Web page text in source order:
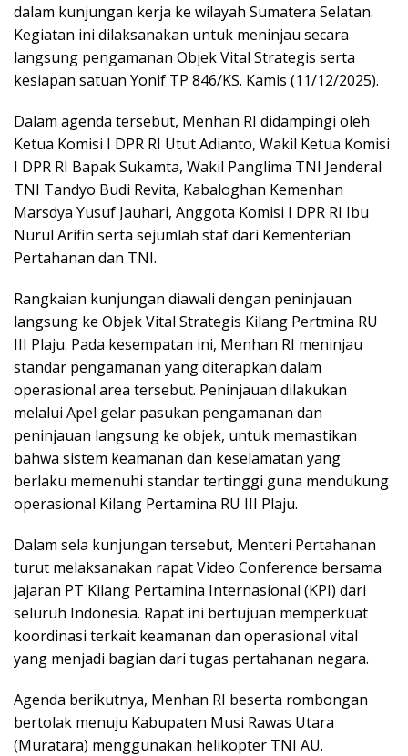
dalam kunjungan kerja ke wilayah Sumatera Selatan.
Kegiatan ini dilaksanakan untuk meninjau secara
langsung pengamanan Objek Vital Strategis serta
kesiapan satuan Yonif TP 846/KS. Kamis (11/12/2025).
Dalam agenda tersebut, Menhan RI didampingi oleh
Ketua Komisi I DPR RI Utut Adianto, Wakil Ketua Komisi
I DPR RI Bapak Sukamta, Wakil Panglima TNI Jenderal
TNI Tandyo Budi Revita, Kabaloghan Kemenhan
Marsdya Yusuf Jauhari, Anggota Komisi I DPR RI Ibu
Nurul Arifin serta sejumlah staf dari Kementerian
Pertahanan dan TNI.
Rangkaian kunjungan diawali dengan peninjauan
langsung ke Objek Vital Strategis Kilang Pertmina RU
III Plaju. Pada kesempatan ini, Menhan RI meninjau
standar pengamanan yang diterapkan dalam
operasional area tersebut. Peninjauan dilakukan
melalui Apel gelar pasukan pengamanan dan
peninjauan langsung ke objek, untuk memastikan
bahwa sistem keamanan dan keselamatan yang
berlaku memenuhi standar tertinggi guna mendukung
operasional Kilang Pertamina RU III Plaju.
Dalam sela kunjungan tersebut, Menteri Pertahanan
turut melaksanakan rapat Video Conference bersama
jajaran PT Kilang Pertamina Internasional (KPI) dari
seluruh Indonesia. Rapat ini bertujuan memperkuat
koordinasi terkait keamanan dan operasional vital
yang menjadi bagian dari tugas pertahanan negara.
Agenda berikutnya, Menhan RI beserta rombongan
bertolak menuju Kabupaten Musi Rawas Utara
(Muratara) menggunakan helikopter TNI AU.